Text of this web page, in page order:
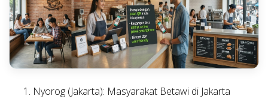
Nyorog (Jakarta): Masyarakat Betawi di Jakarta